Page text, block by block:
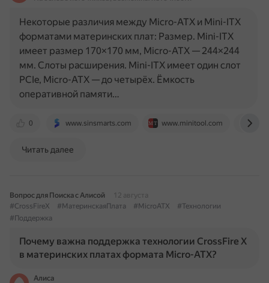
0 www.sinsmarts.com www.minitool.com
Некоторые различия между Micro-ATX и Mini-ITX
форматами материнских плат: Размер. Mini-ITX
имеет размер 170×170 мм, Micro-ATX — 244×244
мм. Слоты расширения. Mini-ITX имеет один слот
PCIe, Micro-ATX — до четырёх. Ёмкость
оперативной памяти…
Читать далее
Вопрос для Поиска с Алисой
12 августа
#CrossFireX
#МатеринскаяПлата #MicroATX
#Технологии
#Поддержка
Почему важна поддержка технологии CrossFire X
в материнских платах формата Micro-ATX?
Алиса